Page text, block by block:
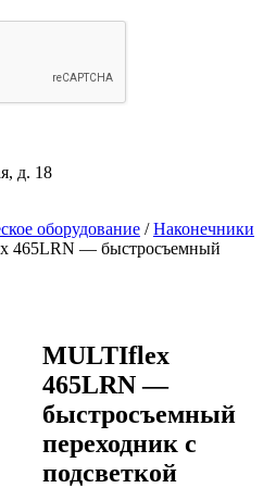
д. 18
оборудование /Наконечники
465LRN — быстросъемный
MULTIflex
465LRN —
быстросъемный
переходник с
подсветкой